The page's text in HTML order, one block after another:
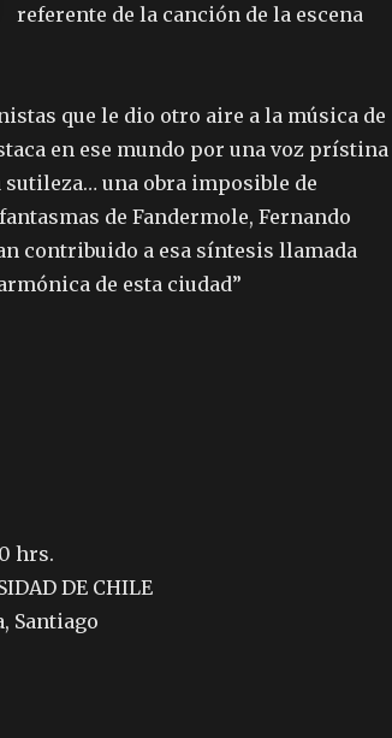
referente de la canción de la escena
que le dio otro aire a la música de
en ese mundo por una voz prístina
sutileza… una obra imposible de
de Fandermole, Fernando
contribuido a esa síntesis llamada
de esta ciudad”
hrs.
DE CHILE
Santiago